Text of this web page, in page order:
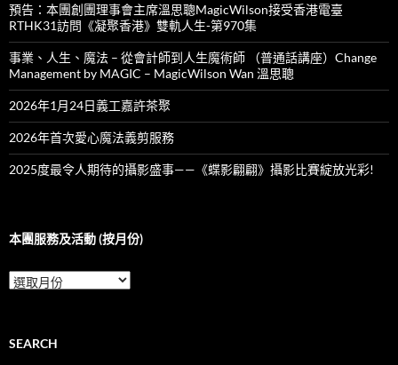
預告：本團創團理事會主席溫思聰MagicWilson接受香港電臺
RTHK31訪問《凝聚香港》雙軌人生-第970集
事業、人生、魔法 – 從會計師到人生魔術師 （普通話講座）Change
Management by MAGIC – MagicWilson Wan 溫思聰
2026年1月24日義工嘉許茶聚
2026年首次愛心魔法義剪服務
2025度最令人期待的攝影盛事——《蝶影翩翩》攝影比賽綻放光彩!
本團服務及活動 (按月份)
本
團
及
SEARCH